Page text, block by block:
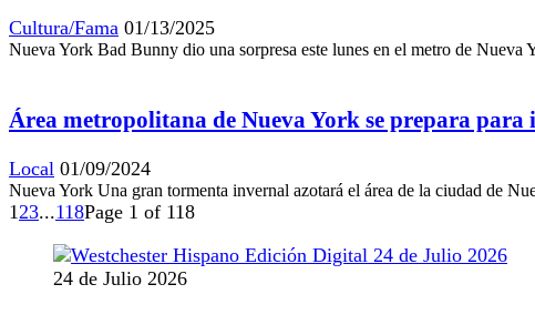
Cultura/Fama 01/13/2025
Nueva York Bad Bunny dio una sorpresa este lunes en el metro de Nueva
Área metropolitana de Nueva York se prepara para
Local 01/09/2024
Nueva York Una gran tormenta invernal azotará el área de la ciudad de
123...118Page 1 of 118
24 de Julio 2026